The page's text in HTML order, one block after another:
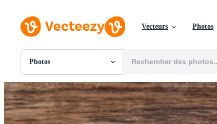
Vecteurs Photos
Photos
Toutes Images
Photos
PNGs
PSDs
SVGs